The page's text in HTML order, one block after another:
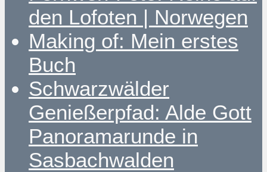
den Lofoten | Norwegen
Making of: Mein erstes
Buch
Schwarzwälder
Genießerpfad: Alde Gott
Panoramarunde in
Sasbachwalden